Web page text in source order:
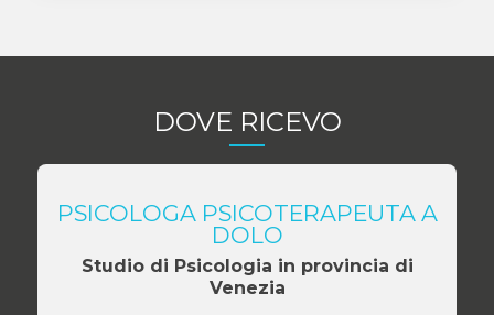
DOVE RICEVO
PSICOLOGA PSICOTERAPEUTA A
DOLO
Studio di Psicologia in provincia di
Venezia